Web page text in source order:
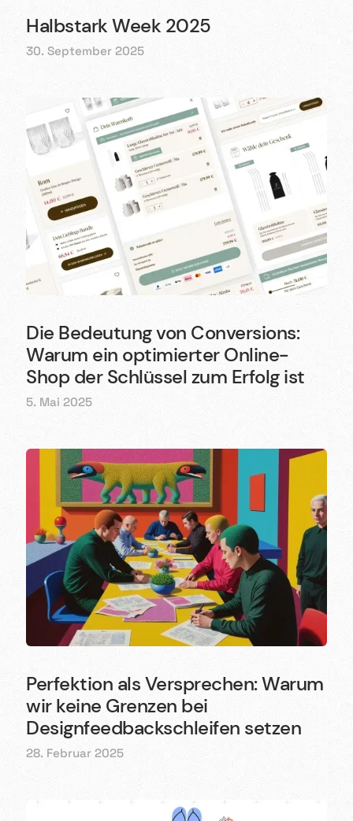
Halbstark Week 2025
30. September 2025
Die Bedeutung von Conversions:
Warum ein optimierter Online-
Shop der Schlüssel zum Erfolg ist
5. Mai 2025
Perfektion als Versprechen: Warum
wir keine Grenzen bei
Designfeedbackschleifen setzen
28. Februar 2025